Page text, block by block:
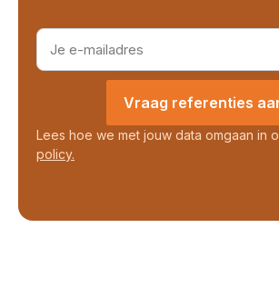
Vraag referenties
Lees hoe we met jouw data omgaan in
policy.